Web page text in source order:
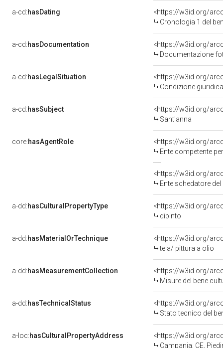
a-cd:hasDating
<https://w3id.org/
Cronologia 1 del
a-cd:hasDocumentation
Documentazione
a-cd:hasLegalSituation
Condizione
a-cd:hasSubject
<https://w3id.org/
Sant'anna
core:hasAgentRole
<https://w3id.org/
Ente competente per tutela
<https://w3id.org/
Ente schedatore del
a-dd:hasCulturalPropertyType
<https://w3id.org/
dipinto
a-dd:hasMaterialOrTechnique
<https://w3id.org/
tela/ pittura a olio
a-dd:hasMeasurementCollection
<https://w3id.org/
Misure del bene
a-dd:hasTechnicalStatus
<https://w3id.org/
Stato tecnico del
a-loc:hasCulturalPropertyAddress
<https://w3id.org/
Campania, CE,